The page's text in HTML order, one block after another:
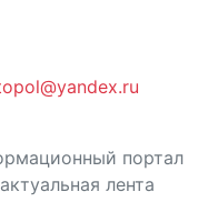
портал
лента